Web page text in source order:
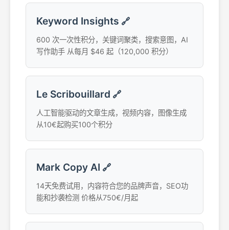
Keyword Insights 🔗
600 次一次性积分，关键词聚类，搜索意图，AI
写作助手 从每月 $46 起（120,000 积分）
Le Scribouillard 🔗
人工智能驱动的文章生成，视频内容，图像生成
从10€起购买100个积分
Mark Copy AI 🔗
14天免费试用，内容符合您的品牌声音，SEO功
能和抄袭检测 价格从750€/月起